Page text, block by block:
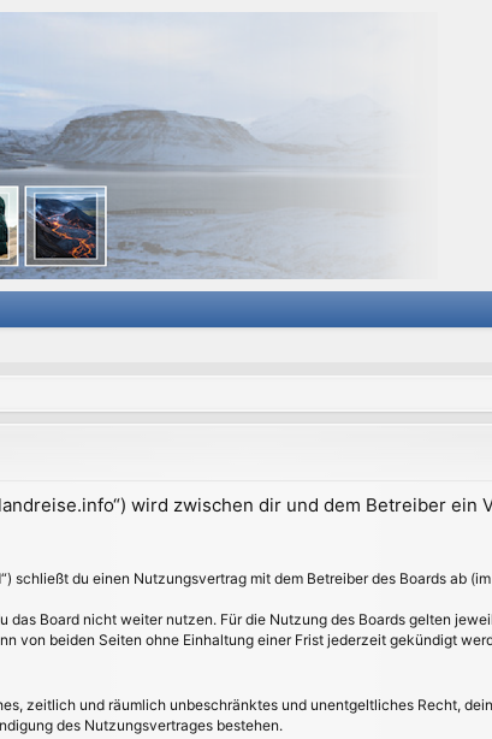
wird zwischen dir und dem Betreiber
schließt du einen Nutzungsvertrag mit dem Betreiber des Boards ab
das Board nicht weiter nutzen. Für die Nutzung des Boards gelten
von beiden Seiten ohne Einhaltung einer Frist jederzeit gekündigt
zeitlich und räumlich unbeschränktes und unentgeltliches Recht,
des Nutzungsvertrages bestehen.